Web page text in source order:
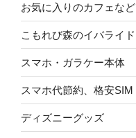
お気に入りのカフェなど
こもれび森のイバライド
スマホ・ガラケー本体
スマホ代節約、格安SIM
ディズニーグッズ